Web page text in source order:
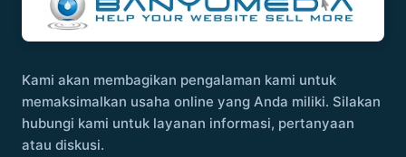
Kami akan membagikan pengalaman kami untuk
memaksimalkan usaha online yang Anda miliki. Silakan
hubungi kami untuk layanan informasi, pertanyaan
atau diskusi.